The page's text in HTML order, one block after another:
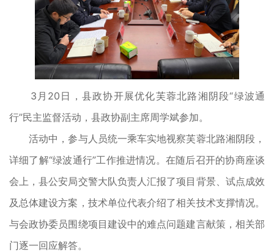
3月20日，县政协开展优化芙蓉北路湘阴段“绿波通
行”民主监督活动，县政协副主席周学斌参加。
活动中，参与人员统一乘车实地视察芙蓉北路湘阴段，
详细了解“绿波通行”工作推进情况。在随后召开的协商座谈
会上，县公安局交警大队负责人汇报了项目背景、试点成效
及总体建设方案，技术单位代表介绍了相关技术支撑情况。
与会政协委员围绕项目建设中的难点问题建言献策，相关部
门逐一回应解答。